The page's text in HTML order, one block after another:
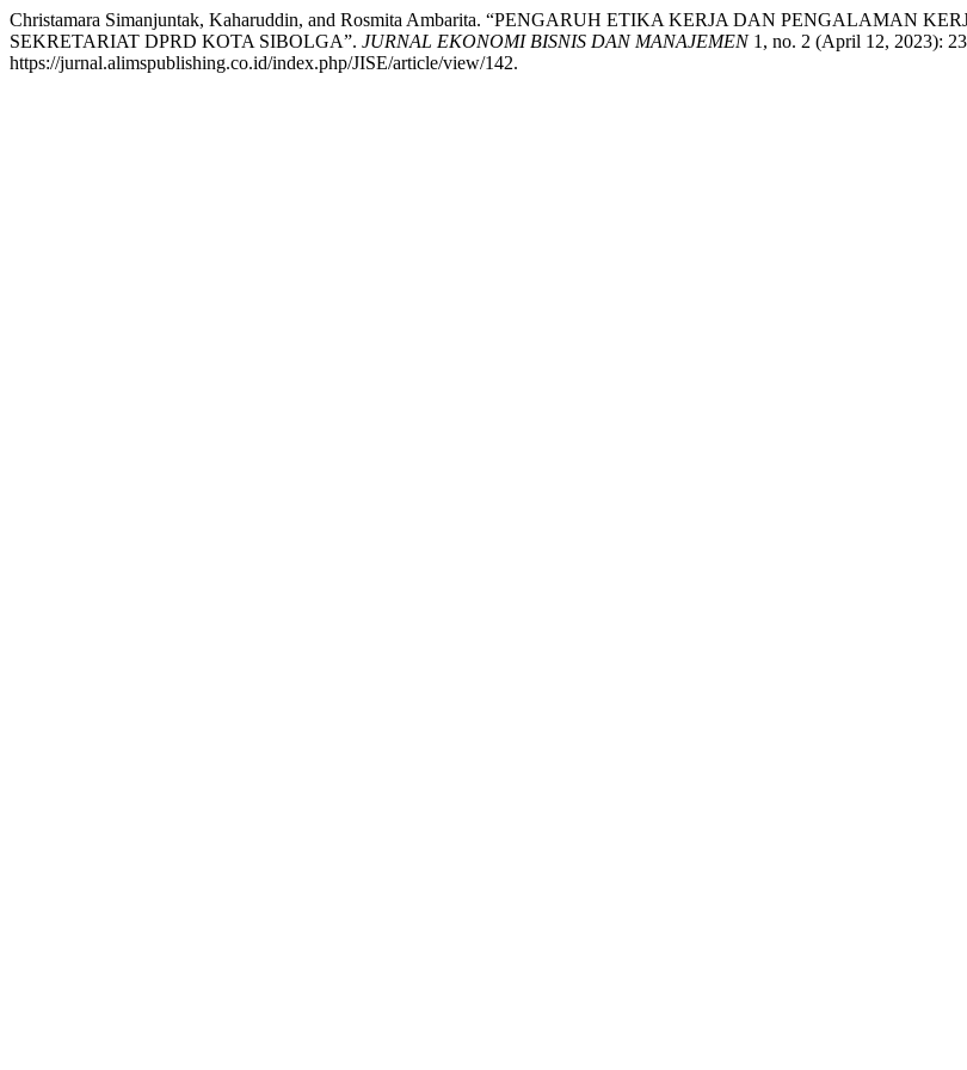
Christamara Simanjuntak, Kaharuddin, and Rosmita Ambarita. “PENGARUH ETIKA KERJA DAN PENGALAMAN
SEKRETARIAT DPRD KOTA SIBOLGA”. JURNAL EKONOMI BISNIS DAN MANAJEMEN1, no. 2 (April 12, 2023):
https://jurnal.alimspublishing.co.id/index.php/JISE/article/view/142.